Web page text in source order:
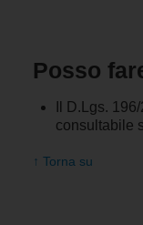
Posso
Il D.Lgs.
consultabile
↑ Torna su